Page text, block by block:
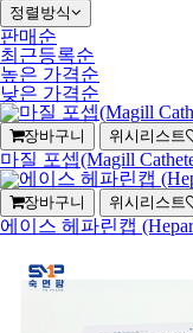
정렬방식
판매순
최근등록순
높은 가격순
낮은 가격순
장바구니 위시리스트
마질 포셉(Magill
장바구니 위시리스트
에이스 헤파린캡